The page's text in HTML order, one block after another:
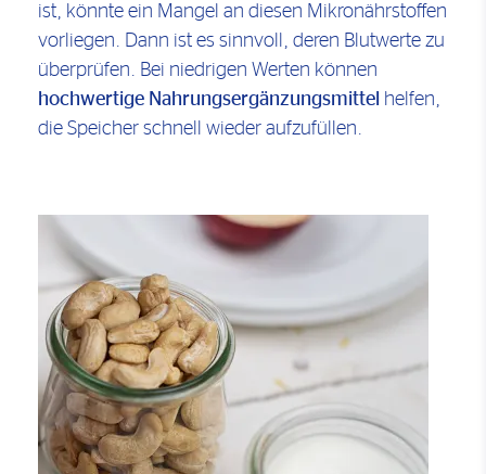
ist, könnte ein Mangel an diesen Mikronährstoffen
vorliegen. Dann ist es sinnvoll, deren Blutwerte zu
überprüfen. Bei niedrigen Werten können
hochwertige Nahrungsergänzungsmittel helfen,
die Speicher schnell wieder aufzufüllen.